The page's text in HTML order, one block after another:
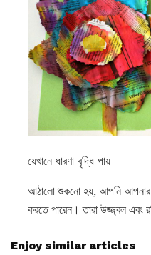
যেখানে ধারণা বৃদ্ধি পায়
আঠালো শুকনো হয়, আপনি
করতে পারেন। তারা উজ্জ্বল এবং
Enjoy similar articles